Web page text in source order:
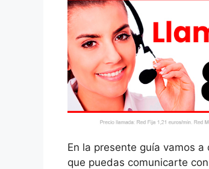
En la presente guía vamos
que puedas comunicarte